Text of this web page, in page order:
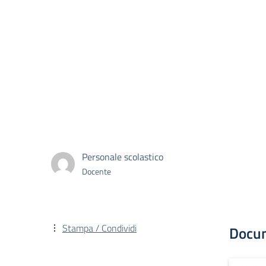
Personale scolastico
Docente
Stampa / Condividi